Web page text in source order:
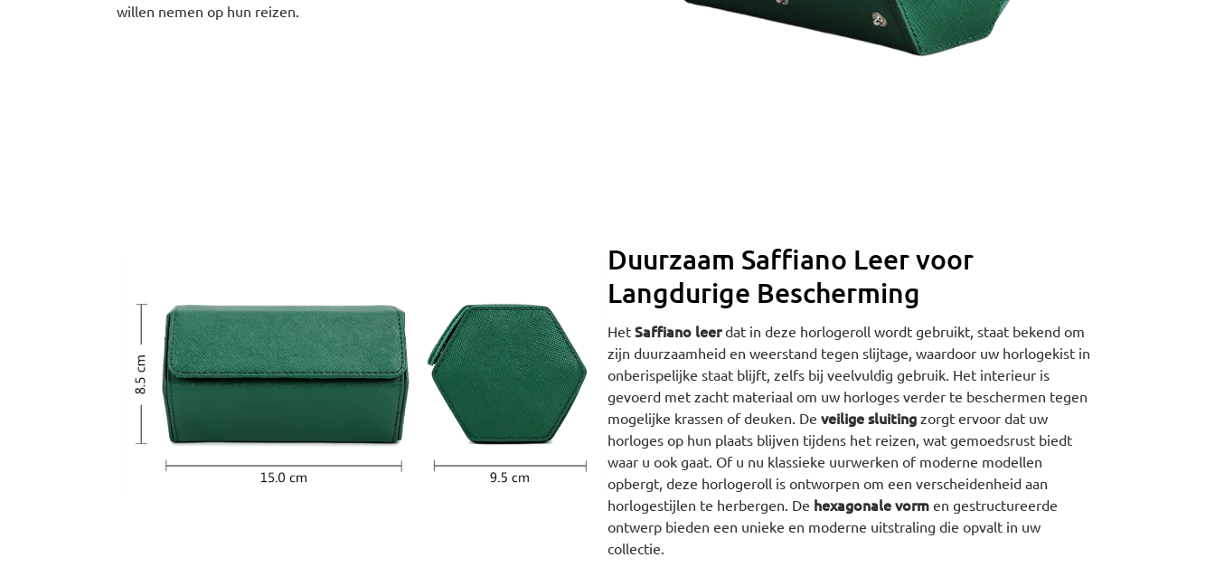
willen nemen op hun reizen.
Duurzaam Saffiano Leer voor
Langdurige Bescherming
Het Saffiano leerdat in deze horlogeroll wordt gebruikt, staat bekend om
zijn duurzaamheid en weerstand tegen slijtage, waardoor uw horlogekist in
onberispelijke staat blijft, zelfs bij veelvuldig gebruik. Het interieur is
gevoerd met zacht materiaal om uw horloges verder te beschermen tegen
mogelijke krassen of deuken. De veilige sluiting zorgt ervoor dat uw
horloges op hun plaats blijven tijdens het reizen, wat gemoedsrust biedt
waar u ook gaat. Of u nu klassieke uurwerken of moderne modellen
opbergt, deze horlogeroll is ontworpen om een verscheidenheid aan
horlogestijlen te herbergen. De hexagonale vorm en gestructureerde
ontwerp bieden een unieke en moderne uitstraling die opvalt in uw
collectie.